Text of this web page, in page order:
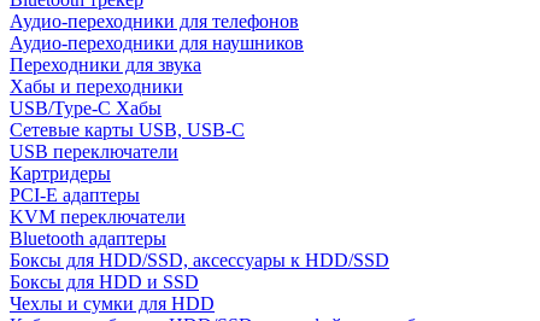
Аудио-переходники для телефонов
Аудио-переходники для наушников
Переходники для звука
Хабы и переходники
USB/Type-C Хабы
Сетевые карты USB, USB-C
USB переключатели
Картридеры
PCI-E адаптеры
KVM переключатели
Bluetooth адаптеры
Боксы для HDD/SSD, аксессуары к HDD/SSD
Боксы для HDD и SSD
Чехлы и сумки для HDD